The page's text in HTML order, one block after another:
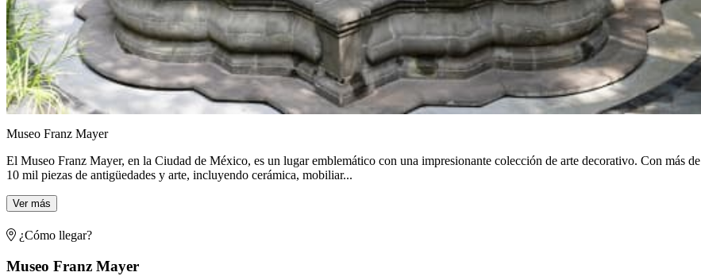
Museo Franz Mayer
El Museo Franz Mayer, en la Ciudad de México, es un lugar emblemático con una impresionante colección de arte decorativo. Con más de
10 mil piezas de antigüedades y arte, incluyendo cerámica, mobiliar...
Ver más
¿Cómo llegar?
Museo Franz Mayer